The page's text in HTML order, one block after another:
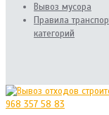
Вывоз мусора
Правила
категорий